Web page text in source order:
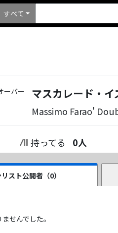
すべて
マスカレード・イ
Massimo Farao'
持ってる 0人
スト公開者（0）
せんでした。